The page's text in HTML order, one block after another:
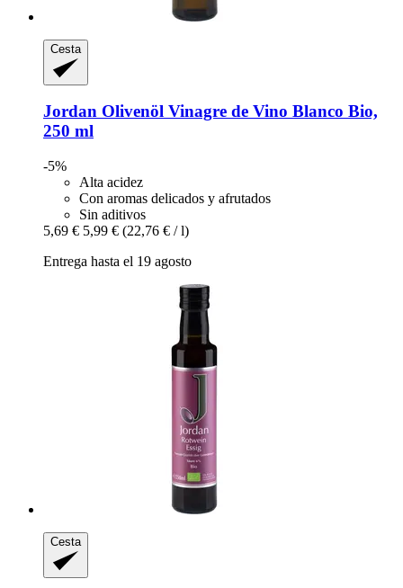
Cesta
Jordan Olivenöl Vinagre de Vino Blanco Bio,
250 ml
-5%
Alta acidez
Con aromas delicados y afrutados
Sin aditivos
5,69 € 5,99 € (22,76 € / l)
Entrega hasta el 19 agosto
Cesta